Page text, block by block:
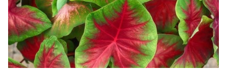
coronary patients: A clinical trial study. Clin Nutr ESPEN.
2018 Dec;28:132-135.
Hatchett A, Berry C, Oliva C, Wiley D, St Hilaire J,
LaRochelle A. A Comparison between Chocolate Milk and a
Raw Milk Honey Solution’s Influence on Delayed Onset of